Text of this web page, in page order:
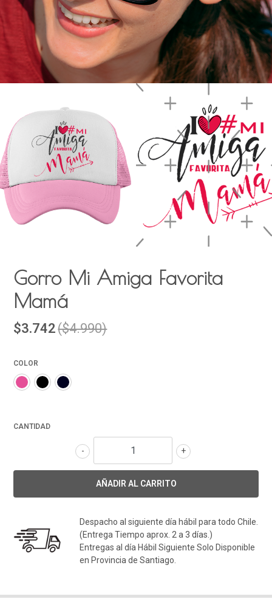
Gorro Mi Amiga Favorita
Mamá
$3.742($4.990)
COLOR
CANTIDAD
+
-
Despacho al siguiente día hábil para todo Chile.
(Entrega Tiempo aprox. 2 a 3 días.)
Entregas al día Hábil Siguiente Solo Disponible
en Provincia de Santiago.